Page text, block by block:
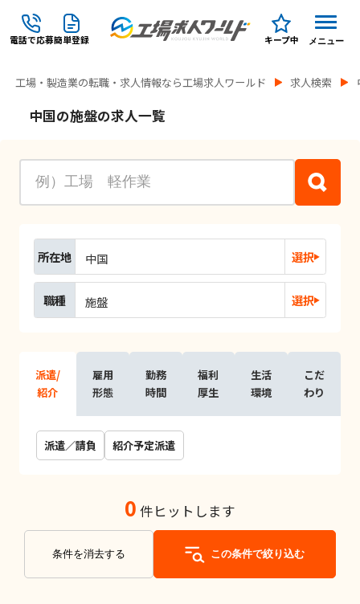
電話で応募簡単登録 キープ中 メニュー
工場・製造業の転職・求人情報なら工場求人ワールド 求人検索
中国の施盤の求人一覧
所在地 中国 選択
職種 施盤 選択
派遣/
紹介
雇用
形態
勤務
時間
福利
厚生
生活
環境
こだ
わり
派遣／請負 紹介予定派遣
0 件ヒットします
条件を消去する この条件で絞り込む